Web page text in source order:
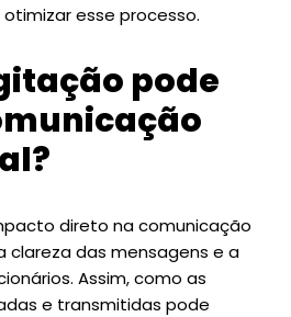
esse processo.
pode
direto na comunicação
clareza das mensagens e a
Assim, como as
e transmitidas pode